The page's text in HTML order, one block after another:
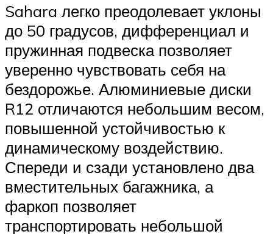
Sahara легко преодолевает уклоны
до 50 градусов, дифференциал и
пружинная подвеска позволяет
уверенно чувствовать себя на
бездорожье. Алюминиевые диски
R12 отличаются небольшим весом,
повышенной устойчивостью к
динамическому воздействию.
Спереди и сзади установлено два
вместительных багажника, а
фаркоп позволяет
транспортировать небольшой